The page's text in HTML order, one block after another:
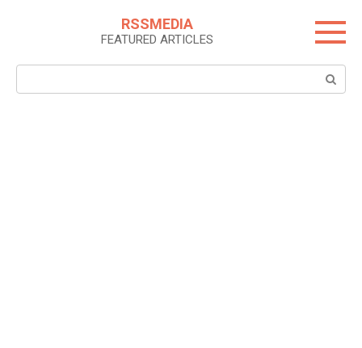
RSSMEDIA
FEATURED ARTICLES
Search: